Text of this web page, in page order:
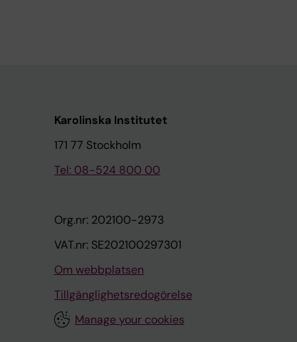
Karolinska Institutet
171 77 Stockholm
Tel: 08-524 800 00
Org.nr: 202100-2973
VAT.nr: SE202100297301
Om webbplatsen
Tillgänglighetsredogörelse
Manage your cookies